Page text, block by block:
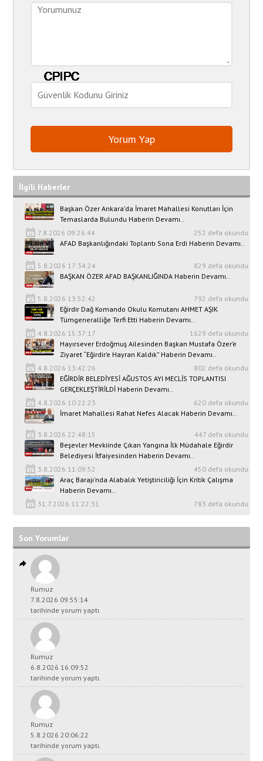
İlgili Haberler
Başkan Özer Ankara’da İmaret Mahallesi Konutları İçin
Temaslarda Bulundu Haberin Devamı..
7.8.2026 09:26:44
252 defa okundu.
AFAD Başkanlığındaki Toplantı Sona Erdi Haberin Devamı..
5.8.2026 17:34:24
829 defa okundu.
BAŞKAN ÖZER AFAD BAŞKANLIĞINDA Haberin Devamı..
5.8.2026 13:52:42
792 defa okundu.
Eğirdir Dağ Komando Okulu Komutanı AHMET AŞIK
Tümgeneralliğe Terfi Etti Haberin Devamı..
4.8.2026 15:37:17
1629 defa okundu.
Hayırsever Erdoğmuş Ailesinden Başkan Mustafa Özer’e
Ziyaret “Eğirdir’e Hayran Kaldık” Haberin Devamı..
4.8.2026 13:42:26
802 defa okundu.
EĞİRDİR BELEDİYESİ AĞUSTOS AYI MECLİS TOPLANTISI
GERÇEKLEŞTİRİLDİ Haberin Devamı..
4.8.2026 10:22:23
620 defa okundu.
İmaret Mahallesi Rahat Nefes Alacak Haberin Devamı..
3.8.2026 22:48:15
447 defa okundu.
Beşevler Mevkiinde Çıkan Yangına İlk Müdahale Eğirdir
Belediyesi İtfaiyesinden Haberin Devamı..
3.8.2026 11:09:52
450 defa okundu.
Araç Barajı'nda Alabalık Yetiştiriciliği İçin Kritik Çalışma
Haberin Devamı..
31.7.2026 11:22:31
783 defa okundu.
Son Yorumlar
Rumuz
7.8.2026 09:55:14
tarihinde yorum yaptı.
Rumuz
6.8.2026 16:09:52
tarihinde yorum yaptı.
Rumuz
5.8.2026 20:06:22
tarihinde yorum yaptı.